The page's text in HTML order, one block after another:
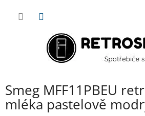
Smeg MFF11PBEU
mléka pastelově